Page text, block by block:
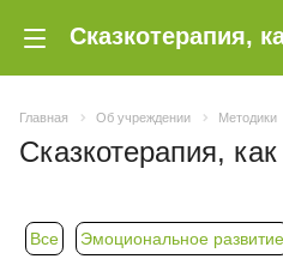
Главная Об учреждении Методики
Сказкотерапия,
Все Эмоциональное развитие